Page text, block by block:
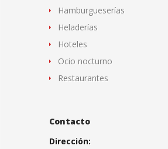
Hamburgueserías
Heladerías
Hoteles
Ocio nocturno
Restaurantes
Contacto
Dirección: